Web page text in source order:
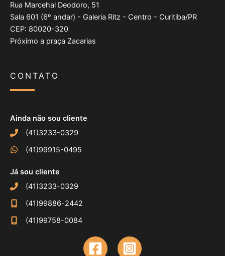
Rua Marcehal Deodoro, 51
Sala 601 (6º andar) - Galeria Ritz - Centro - Curitiba/PR
CEP: 80020-320
Próximo a praça Zacarias
CONTATO
Ainda não sou cliente
(41)3233-0329
(41)99915-0495
Já sou cliente
(41)3233-0329
(41)99886-2442
(41)99758-0084